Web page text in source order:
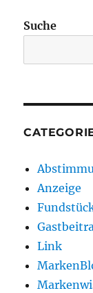
Suche
Anzeige
Link